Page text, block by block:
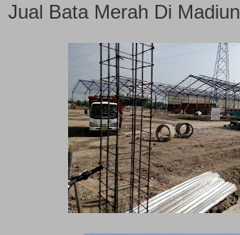
Jual Bata Merah Di Madiun